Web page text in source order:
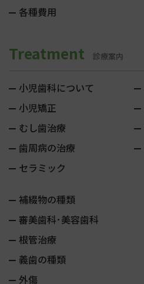
各種費用
Treatment 診療案内
小児歯科について
小児矯正
むし歯治療
歯周病の治療
セラミック
補綴物の種類
審美歯科･美容歯科
根管治療
義歯の種類
外傷